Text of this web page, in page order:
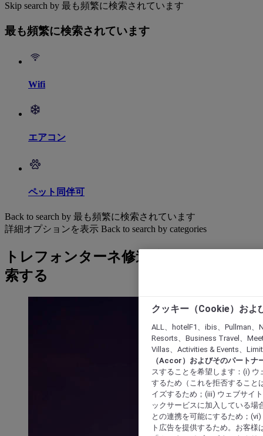
Skip search by 最も頻繁に検索されています
最も頻繁に検索されています
Wifi
エアコン
ペット同伴可
Back to search by 最も頻繁に検索されています
詳細オプションを表示 Back to search by categories
トレフォンターネ修道院: ホテルを検
索する
クッキー（Cookie）およ
ALL、hotelF1、ibis、Pullman
Resorts、Business Travel、
Villas、Activities & Events、
（Accor）およびそのパートナ
スすることを希望します：(i)
するため（これを拒否すること
イズするため；(iii) ウェブサイ
ックサービスに加入している場
との連携を可能にするため；
ト広告を提供するため。お客